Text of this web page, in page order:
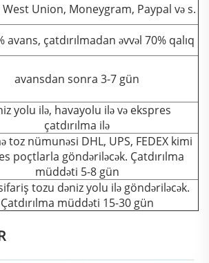
West Union, Moneygram, Paypal və s.
avans, çatdırılmadan əvvəl 70% qalıq
avansdan sonra 3-7 gün
yolu ilə, havayolu ilə və ekspres
çatdırılma ilə
toz nümunəsi DHL, UPS, FEDEX kimi
poçtlarla göndəriləcək. Çatdırılma
müddəti 5-8 gün
tozu dəniz yolu ilə göndəriləcək.
Çatdırılma müddəti 15-30 gün